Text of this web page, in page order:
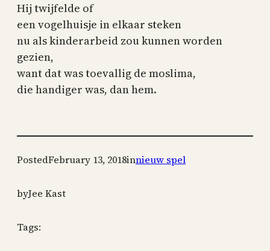
Hij twijfelde of
een vogelhuisje in elkaar steken
nu als kinderarbeid zou kunnen worden
gezien,
want dat was toevallig de moslima,
die handiger was, dan hem.
PostedFebruary 13, 2018innieuw spel
byJee Kast
Tags: